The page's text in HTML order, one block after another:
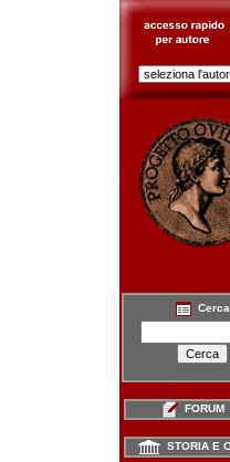
Cerca
FORUM
STORIA E